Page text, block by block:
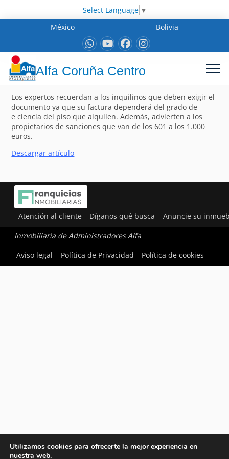
Select Language ▼
México
Bolivia
Alfa Coruña Centro
Los expertos recuerdan a los inquilinos que deben exigir el
documento ya que su factura dependerá del grado de
e ciencia del piso que alquilen. Además, advierten a los
propietarios de sanciones que van de los 601 a los 1.000
euros.
Descargar artículo
Atención al cliente Díganos qué busca Anuncie su
Inmobiliaria de Administradores Alfa
Aviso legal
Política de Privacidad Política de cookies
Utilizamos cookies para ofrecerte la mejor experiencia en
nuestra web.